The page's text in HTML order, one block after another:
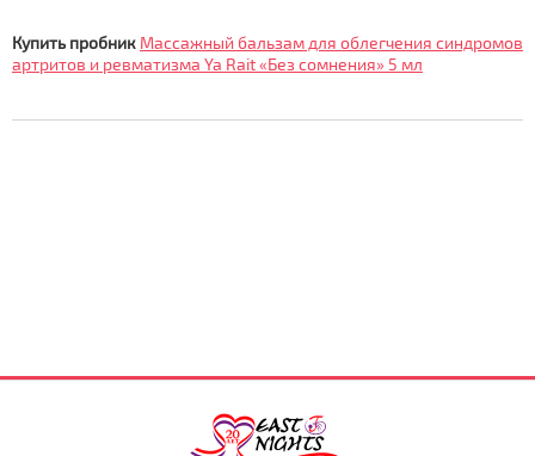
Купить пробник Массажный бальзам для облегчения синдромов
артритов и ревматизма Ya Rait «Без сомнения» 5 мл